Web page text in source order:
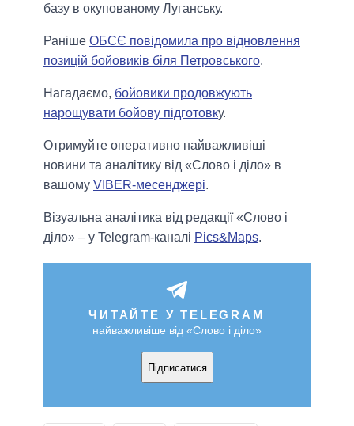
базу в окупованому Луганську.
Раніше ОБСЄ повідомила про відновлення
позицій бойовиків біля Петровського.
Нагадаємо, бойовики продовжують
нарощувати бойову підготовку.
Отримуйте оперативно найважливіші
новини та аналітику від «Слово і діло» в
вашому VIBER-месенджері.
Візуальна аналітика від редакції «Слово і
діло» – у Telegram-каналі Pics&Maps.
ЧИТАЙТЕ У TELEGRAM
найважливіше від «Слово і діло»
Підписатися